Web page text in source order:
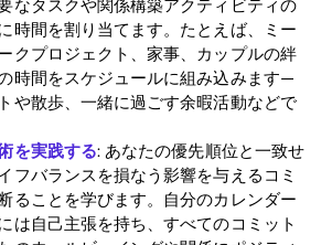
なタスクや関係構築アクティビティの
時間を割り当てます。たとえば、ミー
クプロジェクト、家事、カップルの絆
時間をスケジュールに組み込みます—
や散歩、一緒に過ごす余暇活動などで
を実践する: あなたの優先順位と一致せ
フバランスを損なう影響を与えるコミ
ることを学びます。自分のカレンダー
は自己主張を持ち、すべてのコミット